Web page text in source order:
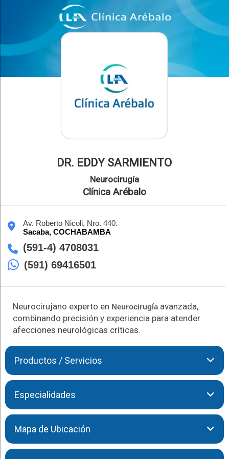
DR. EDDY SARMIENTO
Neurocirugía
Clínica Arébalo
Av. Roberto Nicoli, Nro. 440.
Sacaba, COCHABAMBA
(591-4) 4708031
(591) 69416501
Neurocirujano experto en Neurocirugíaavanzada,
combinando precisión y experiencia para atender
afecciones neurológicas críticas.
Productos / Servicios
Con amplia experiencia en
Sarmiento se especializa en intervenciones precisas para
enfermedades del cerebro y la columna, ofreciendo soluciones
proceso.
Especialidades
El Dr. Sarmiento te brinda las siguientes atenciones:
NeurocirugíaAvanzada
Mapa de Ubicación